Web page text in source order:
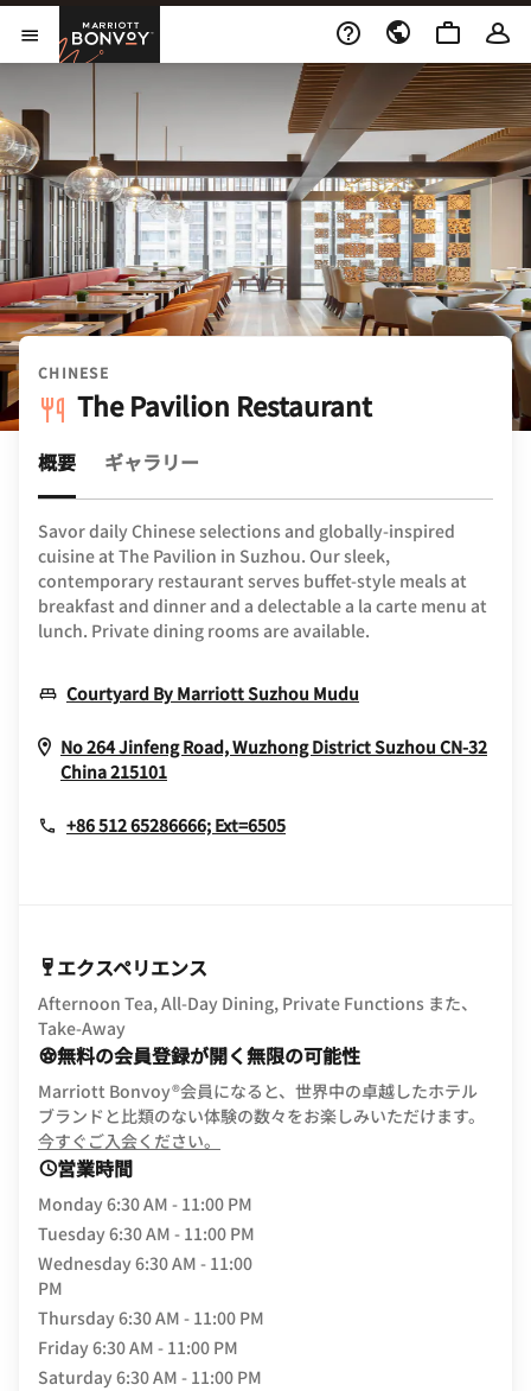
Skip to Content
メニューを開く
Marriott Bonvoy
CHINESE
The Pavilion Restaurant
概要 ギャラリー
Savor daily Chinese selections and globally-inspired
cuisine at The Pavilion in Suzhou. Our sleek,
contemporary restaurant serves buffet-style meals at
breakfast and dinner and a delectable a la carte menu at
lunch. Private dining rooms are available.
Courtyard By Marriott Suzhou Mudu
No 264 Jinfeng Road, Wuzhong DistrictSuzhou CN-32
China215101Opens In New Window
+86 512 65286666; Ext=6505
エクスペリエンス
Afternoon Tea, All-Day Dining, Private Functions また、
Take-Away
無料の会員登録が開く無限の可能性
Marriott Bonvoy®会員になると、世界中の卓越したホテル
ブランドと比類のない体験の数々をお楽しみいただけます。
今すぐご入会ください。
営業時間
Monday6:30 AM - 11:00 PM
Tuesday6:30 AM - 11:00 PM
Wednesday6:30 AM - 11:00
PM
Thursday6:30 AM - 11:00 PM
Friday6:30 AM - 11:00 PM
Saturday6:30 AM - 11:00 PM